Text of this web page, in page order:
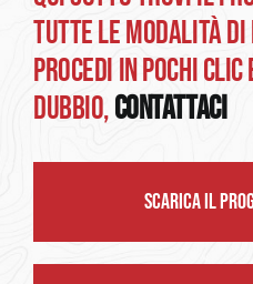
MODULO DI ADESIONE
TUTTE LE MODALITÀ
PROCEDI IN POCHI
DUBBIO,CONTATTACI
SCARICA IL